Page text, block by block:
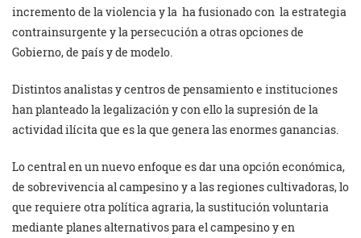
incremento de la violencia y la ha fusionado con la estrategia
contrainsurgente y la persecución a otras opciones de
Gobierno, de país y de modelo.
Distintos analistas y centros de pensamiento e instituciones
han planteado la legalización y con ello la supresión de la
actividad ilícita que es la que genera las enormes ganancias.
Lo central en un nuevo enfoque es dar una opción económica,
de sobrevivencia al campesino y a las regiones cultivadoras, lo
que requiere otra política agraria, la sustitución voluntaria
mediante planes alternativos para el campesino y en